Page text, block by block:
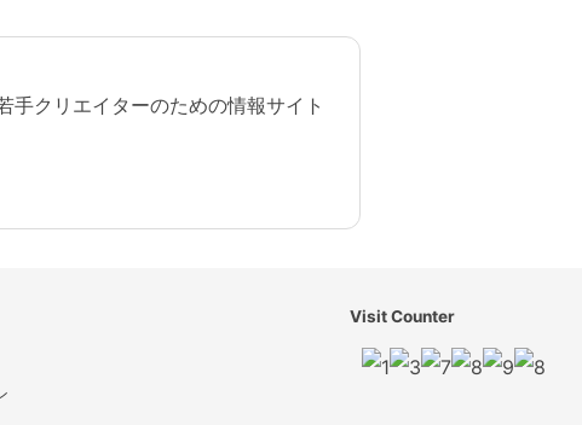
手クリエイターのための情報サイト
Visit Counter